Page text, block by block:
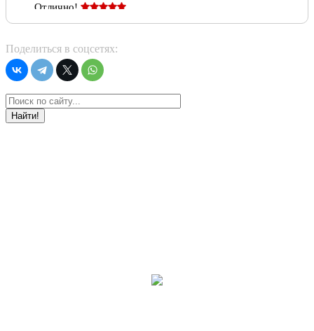
Отлично!
Отличный специалист, очень внимательный,
рекомендую
Екатерина Харина, 16.05.2021
Отлично!
Лучший врач которого я встречала! Внимательная
Поделиться в соцсетях:
Найти!